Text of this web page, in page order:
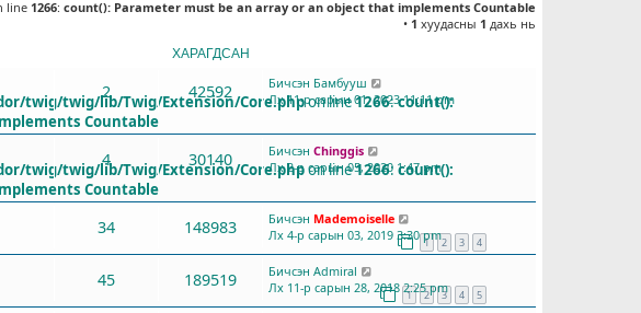
line 1266: count(): Parameter must be an array or an object that implements Countable
• 1 хуудасны 1 дахь нь
ХАРАГДСАН
twig/twig/lib/Twig/Extension/Core.phpon line1266:count():
Countable
2 42592 Бичсэн Бамбууш
Лх 11-р сарын 01, 2023 11:11 pm
twig/twig/lib/Twig/Extension/Core.phpon line1266: count():
Countable
4 30140 Бичсэн Chinggis
Лх 2-р сарын 05, 2020 1:47 pm
1 2 3 4
34 148983 Бичсэн Mademoiselle
Лх 4-р сарын 03, 2019 3:30 pm
1 2 3 4 5
45 189519 Бичсэн Admiral
Лх 11-р сарын 28, 2018 2:25 pm